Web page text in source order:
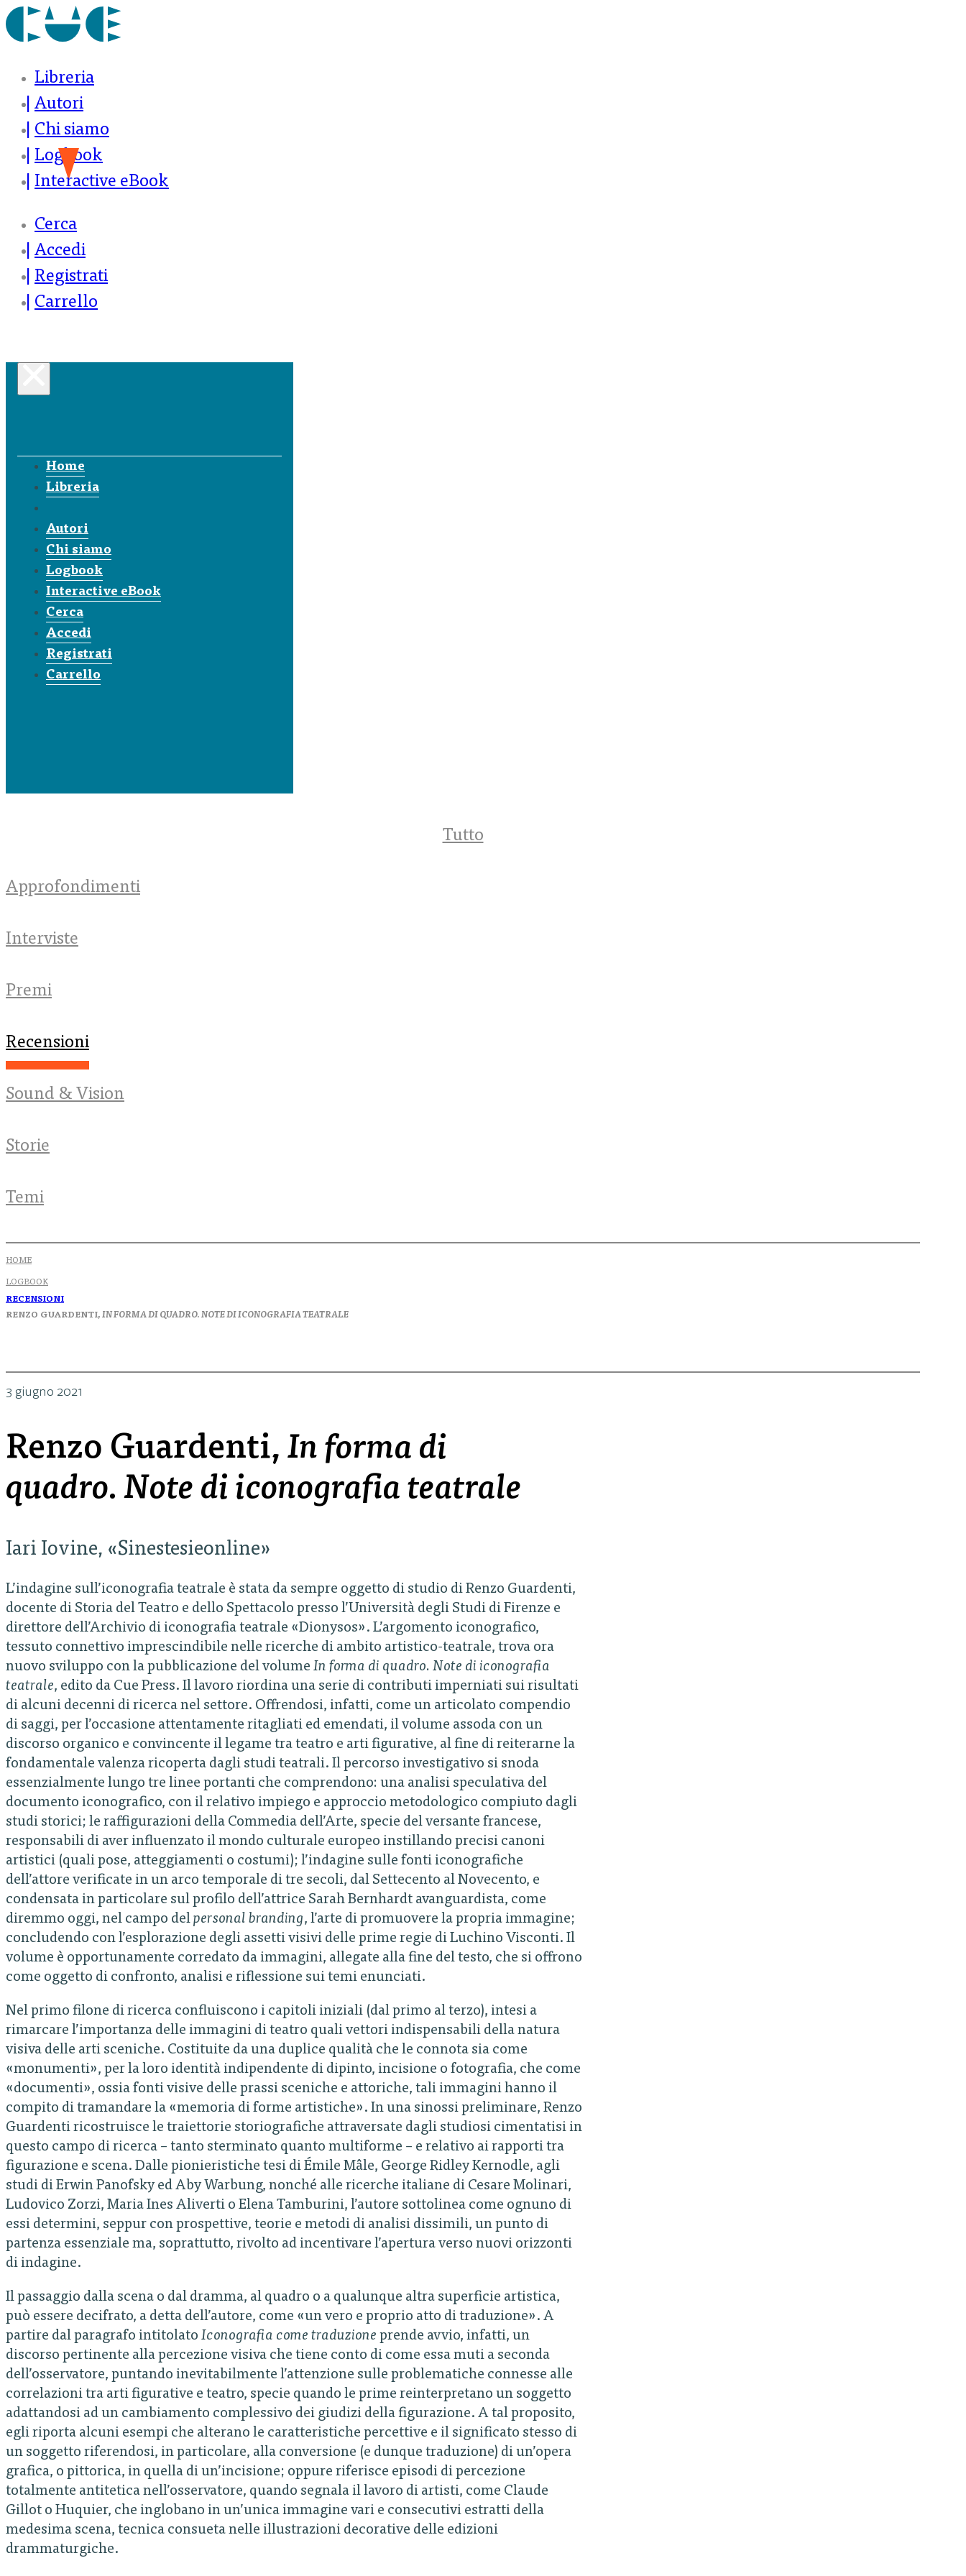
Libreria
Autori
Chi siamo
Logbook
Interactive eBook
Cerca
Accedi
Registrati
Carrello
Home
Libreria
Autori
Chi siamo
Logbook
Interactive eBook
Cerca
Accedi
Registrati
Carrello
Tutto
Approfondimenti
Interviste
Premi
Recensioni
Sound & Vision
Storie
Temi
HOME
LOGBOOK
RECENSIONI
RENZO GUARDENTI, IN FORMA DI QUADRO. NOTE DI ICONOGRAFIA TEATRALE
3 giugno 2021
Renzo Guardenti, In forma di
quadro. Note di iconografia teatrale
Iari Iovine, «Sinestesieonline»
L’indagine sull’iconografia teatrale è stata da sempre oggetto di studio di Renzo Guardenti,
docente di Storia del Teatro e dello Spettacolo presso l’Università degli Studi di Firenze e
direttore dell’Archivio di iconografia teatrale «Dionysos». L’argomento iconografico,
tessuto connettivo imprescindibile nelle ricerche di ambito artistico-teatrale, trova ora
nuovo sviluppo con la pubblicazione del volume In forma di quadro. Note di iconografia
teatrale, edito da Cue Press. Il lavoro riordina una serie di contributi imperniati sui risultati
di alcuni decenni di ricerca nel settore. Offrendosi, infatti, come un articolato compendio
di saggi, per l’occasione attentamente ritagliati ed emendati, il volume assoda con un
discorso organico e convincente il legame tra teatro e arti figurative, al fine di reiterarne la
fondamentale valenza ricoperta dagli studi teatrali. Il percorso investigativo si snoda
essenzialmente lungo tre linee portanti che comprendono: una analisi speculativa del
documento iconografico, con il relativo impiego e approccio metodologico compiuto dagli
studi storici; le raffigurazioni della Commedia dell’Arte, specie del versante francese,
responsabili di aver influenzato il mondo culturale europeo instillando precisi canoni
artistici (quali pose, atteggiamenti o costumi); l’indagine sulle fonti iconografiche
dell’attore verificate in un arco temporale di tre secoli, dal Settecento al Novecento, e
condensata in particolare sul profilo dell’attrice Sarah Bernhardt avanguardista, come
diremmo oggi, nel campo del personal branding, l’arte di promuovere la propria immagine;
concludendo con l’esplorazione degli assetti visivi delle prime regie di Luchino Visconti. Il
volume è opportunamente corredato da immagini, allegate alla fine del testo, che si offrono
come oggetto di confronto, analisi e riflessione sui temi enunciati.
Nel primo filone di ricerca confluiscono i capitoli iniziali (dal primo al terzo), intesi a
rimarcare l’importanza delle immagini di teatro quali vettori indispensabili della natura
visiva delle arti sceniche. Costituite da una duplice qualità che le connota sia come
«monumenti», per la loro identità indipendente di dipinto, incisione o fotografia, che come
«documenti», ossia fonti visive delle prassi sceniche e attoriche, tali immagini hanno il
compito di tramandare la «memoria di forme artistiche». In una sinossi preliminare, Renzo
Guardenti ricostruisce le traiettorie storiografiche attraversate dagli studiosi cimentatisi in
questo campo di ricerca – tanto sterminato quanto multiforme – e relativo ai rapporti tra
figurazione e scena. Dalle pionieristiche tesi di Émile Mâle, George Ridley Kernodle, agli
studi di Erwin Panofsky ed Aby Warbung, nonché alle ricerche italiane di Cesare Molinari,
Ludovico Zorzi, Maria Ines Aliverti o Elena Tamburini, l’autore sottolinea come ognuno di
essi determini, seppur con prospettive, teorie e metodi di analisi dissimili, un punto di
partenza essenziale ma, soprattutto, rivolto ad incentivare l’apertura verso nuovi orizzonti
di indagine.
Il passaggio dalla scena o dal dramma, al quadro o a qualunque altra superficie artistica,
può essere decifrato, a detta dell’autore, come «un vero e proprio atto di traduzione». A
partire dal paragrafo intitolato Iconografia come traduzione prende avvio, infatti, un
discorso pertinente alla percezione visiva che tiene conto di come essa muti a seconda
dell’osservatore, puntando inevitabilmente l’attenzione sulle problematiche connesse alle
correlazioni tra arti figurative e teatro, specie quando le prime reinterpretano un soggetto
adattandosi ad un cambiamento complessivo dei giudizi della figurazione. A tal proposito,
egli riporta alcuni esempi che alterano le caratteristiche percettive e il significato stesso di
un soggetto riferendosi, in particolare, alla conversione (e dunque traduzione) di un’opera
grafica, o pittorica, in quella di un’incisione; oppure riferisce episodi di percezione
totalmente antitetica nell’osservatore, quando segnala il lavoro di artisti, come Claude
Gillot o Huquier, che inglobano in un’unica immagine vari e consecutivi estratti della
medesima scena, tecnica consueta nelle illustrazioni decorative delle edizioni
drammaturgiche.